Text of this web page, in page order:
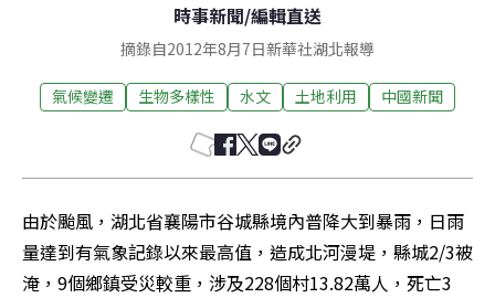
時事新聞/編輯直送
摘錄自2012年8月7日新華社湖北報導
氣候變遷 生物多樣性 水文 土地利用 中國新聞
由於颱風，湖北省襄陽市谷城縣境內普降大到暴雨，日雨
量達到有氣象記錄以來最高值，造成北河漫堤，縣城2/3被
淹，9個鄉鎮受災較重，涉及228個村13.82萬人，死亡3